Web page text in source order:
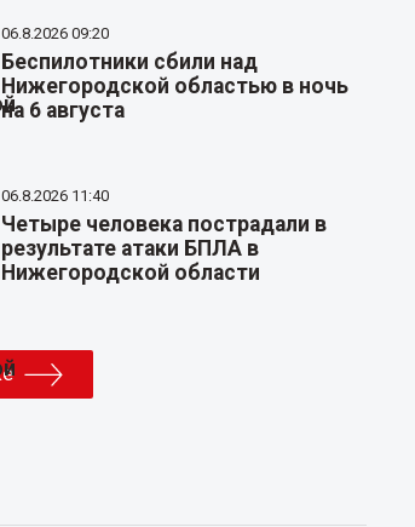
06.8.2026 09:20
Беспилотники сбили над
Нижегородской областью в ночь
на 6 августа
06.8.2026 11:40
Четыре человека пострадали в
результате атаки БПЛА в
Нижегородской области